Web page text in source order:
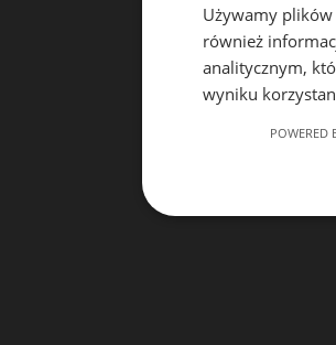
Używamy
również
analitycznym,
wyniku
POWERED